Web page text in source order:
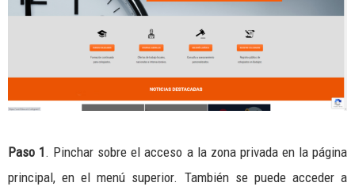
Paso 1. Pinchar sobre el acceso a la zona privada en la página
principal, en el menú superior. También se puede acceder a